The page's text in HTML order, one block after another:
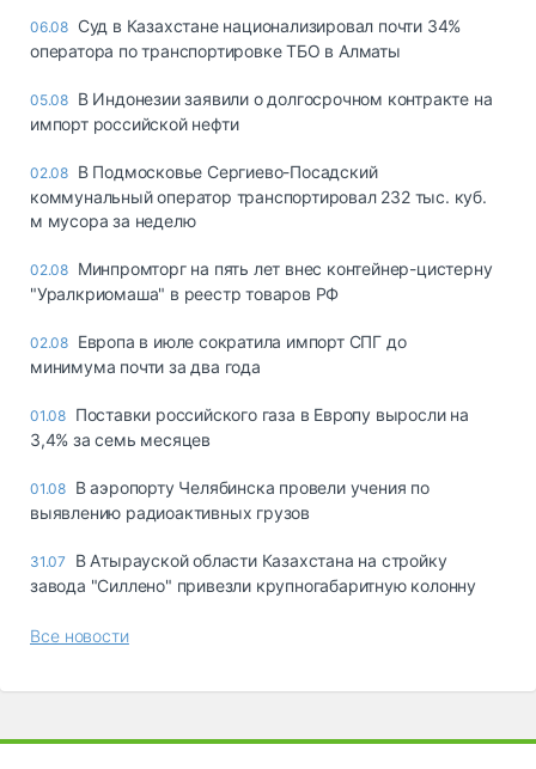
06.08 Суд в Казахстане национализировал почти 34%
оператора по транспортировке ТБО в Алматы
05.08 В Индонезии заявили о долгосрочном контракте на
импорт российской нефти
02.08 В Подмосковье Сергиево-Посадский
коммунальный оператор транспортировал 232 тыс. куб.
м мусора за неделю
02.08 Минпромторг на пять лет внес контейнер-цистерну
"Уралкриомаша" в реестр товаров РФ
02.08 Европа в июле сократила импорт СПГ до
минимума почти за два года
01.08 Поставки российского газа в Европу выросли на
3,4% за семь месяцев
01.08 В аэропорту Челябинска провели учения по
выявлению радиоактивных грузов
31.07
В Атырауской области Казахстана на стройку
завода "Силлено" привезли крупногабаритную колонну
Все новости